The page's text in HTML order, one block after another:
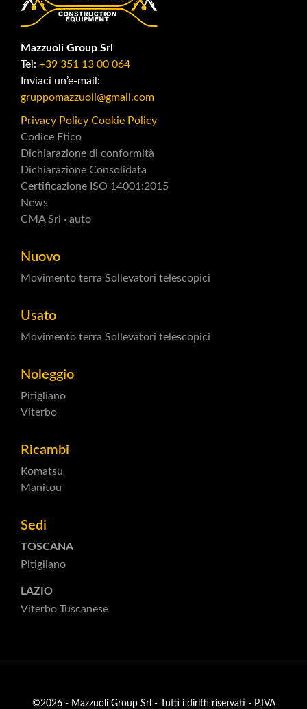
Mazzuoli Group Srl
Tel: +39 351 13 00 064
Inviaci un’e-mail:
gruppomazzuoli@gmail.com
Privacy Policy Cookie Policy
Codice Etico
Dichiarazione di conformità
Dichiarazione Consolidata
Certificazione ISO 14001:2015
News
CMA Srl · auto
Nuovo
Movimento terra Sollevatori telescopici
Usato
Movimento terra Sollevatori telescopici
Noleggio
Pitigliano
Viterbo
Ricambi
Komatsu
Manitou
Sedi
TOSCANA
Pitigliano
LAZIO
Viterbo Tuscanese
©2026 - Mazzuoli Group Srl - Tutti i diritti riservati - P.IVA